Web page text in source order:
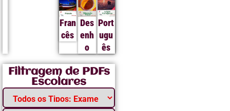
Fran
cês
Des
enh
o
Port
ugu
ês
Filtragem de PDFs
Escolares